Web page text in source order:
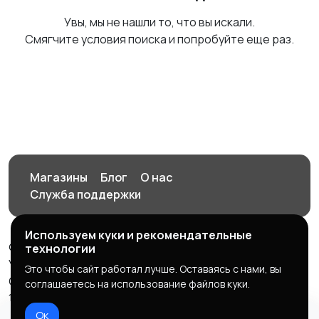
Увы, мы не нашли то, что вы искали.
Смягчите условия поиска и попробуйте еще раз.
Магазины Блог
О нас
Служба поддержки
© 2026 Орен-АЙ - Авто | Недвижимость | Работа |
Услуги
Создал Карусов Е.С ООО "ЦПК" ИНН 5609203278 ОГРН
1235600008841
Используем куки и рекомендательные
технологии
Это чтобы сайт работал лучше. Оставаясь с нами, вы
соглашаетесь на использование файлов куки.
Ок